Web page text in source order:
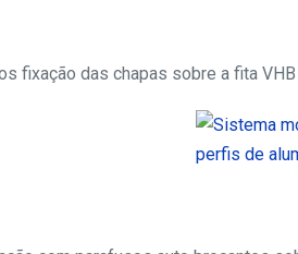
fixação das chapas sobre a fita